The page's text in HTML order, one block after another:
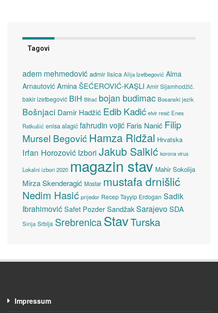
Tagovi
adem mehmedović admir lisica Alija Izetbegović Alma
Arnautović Amina ŠEĆEROVIĆ-KAŞLI Amir Sijamhodžić.
bakir izetbegović BiH Bihać bojan budimac Bosanski jezik
Bošnjaci Damir Hadžić Edib Kadić elvir resić Enes
Ratkušić enisa alagić fahrudin vojić Faris Nanić Filip
Mursel Begović Hamza Ridžal Hrvatska
Irfan Horozović Izbori Jakub Salkić korona virus
Lokalni izbori 2020 magazin stav Mahir Sokolija
Mirza Skenderagić Mostar mustafa drnišlić
Nedim Hasić prijedor Recep Tayyip Erdogan Sadik
Ibrahimović Safet Pozder SandžakSarajevoSDA
Sirija Srbija SrebrenicaStavTurska
Impressum